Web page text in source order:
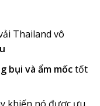
Thailand vô
bụi và ẩm mốctốt